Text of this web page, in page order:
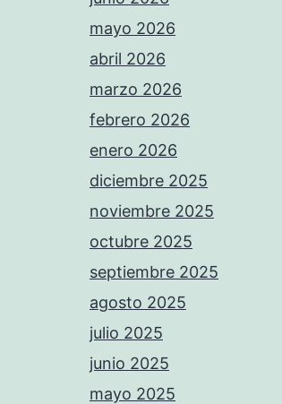
mayo 2026
abril 2026
marzo 2026
febrero 2026
enero 2026
diciembre 2025
noviembre 2025
octubre 2025
septiembre 2025
agosto 2025
julio 2025
junio 2025
mayo 2025